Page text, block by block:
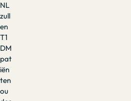
NL
zull
en
T1
DM
pat
iën
ten
ou